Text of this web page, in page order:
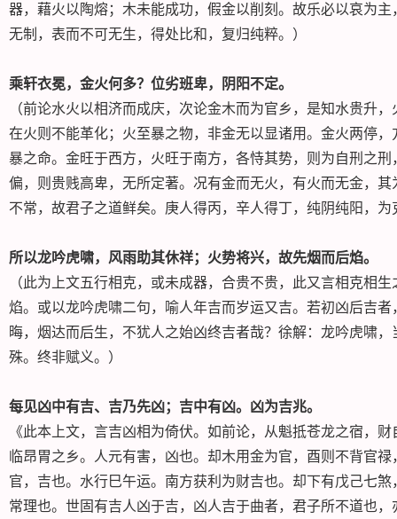
器，藉火以陶熔；木未能成功，假金以削刻。故乐必以哀为
无制，表而不可无生，得处比和，复归纯粹。）
乘轩衣冕，金火何多？位劣班卑，阴阳不定。
（前论水火以相济而成庆，次论金木而为官乡，是知水贵升
在火则不能革化；火至暴之物，非金无以显诸用。金火两停
暴之命。金旺于西方，火旺于南方，各恃其势，则为自刑之
偏，则贵贱高卑，无所定著。况有金而无火，有火而无金，
不常，故君子之道鲜矣。庚人得丙，辛人得丁，纯阴纯阳，
所以龙吟虎啸，风雨助其休祥；火势将兴，故先烟而后焰。
（此为上文五行相克，或未成器，合贵不贵，此又言相克相
焰。或以龙吟虎啸二句，喻人年吉而岁运又吉。若初凶后吉
晦，烟达而后生，不犹人之始凶终吉者哉？徐解：龙吟虎啸
殊。终非赋义。）
每见凶中有吉、吉乃先凶；吉中有凶。凶为吉兆。
《此本上文，言吉凶相为倚伏。如前论，从魁抵苍龙之宿，
临昂胃之乡。人元有害，凶也。却木用金为官，酉则不背官
官，吉也。水行巳午运。南方获利为财吉也。却下有戊己七
常理也。世固有吉人凶于吉，凶人吉于曲者，君子所不道也